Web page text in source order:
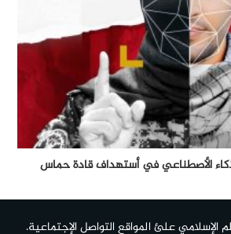
الأصطناعي في أستهداف قادة حماس
الإسلامي علئ المواقع التواصل الإجتماعية.